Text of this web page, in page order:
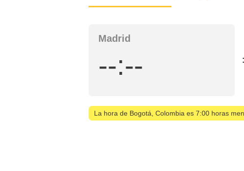
Madrid
--:--
La hora de Bogotá, Colombia es 7:00 horas